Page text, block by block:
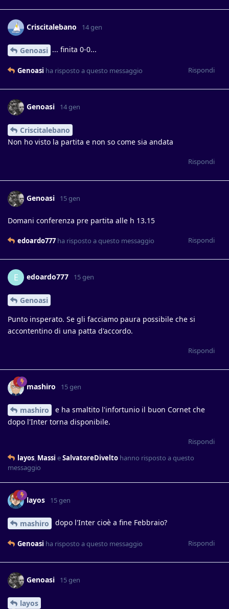
Criscitalebano 14 gen
Genoasi ... finita 0-0...
Rispondi
Genoasi ha risposto a questo messaggio
Genoasi 14 gen
Criscitalebano
Non ho visto la partita e non so come sia andata
Rispondi
Genoasi 15 gen
Domani conferenza pre partita alle h 13.15
Rispondi
edoardo777 ha risposto a questo messaggio
E edoardo777 15 gen
Genoasi
Punto insperato. Se gli facciamo paura possibile che si
accontentino di una patta d'accordo.
Rispondi
mashiro 15 gen
mashiro
e ha smaltito l'infortunio il buon Cornet che
dopo l'Inter torna disponibile.
Rispondi
layos, Massi eSalvatoreDivelto hanno risposto a questo
messaggio
layos 15 gen
mashiro dopo l'Inter cioè a fine Febbraio?
Rispondi
Genoasi ha risposto a questo messaggio
Genoasi 15 gen
layos